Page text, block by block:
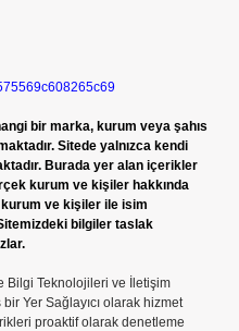
bir marka, kurum veya şahıs
Sitede yalnızca kendi
Burada yer alan içerikler
kurum ve kişiler hakkında
kurum ve kişiler ile isim
bilgiler taslak
Bilgi Teknolojileri ve İletişim
Yer Sağlayıcı olarak hizmet
proaktif olarak denetleme